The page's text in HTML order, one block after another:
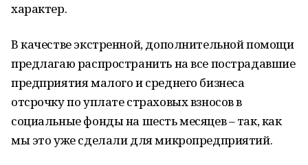
характер.
В качестве экстренной, дополнительной помощи
предлагаю распространить на все пострадавшие
предприятия малого и среднего бизнеса
отсрочку по уплате страховых взносов в
социальные фонды на шесть месяцев – так, как
мы это уже сделали для микропредприятий.